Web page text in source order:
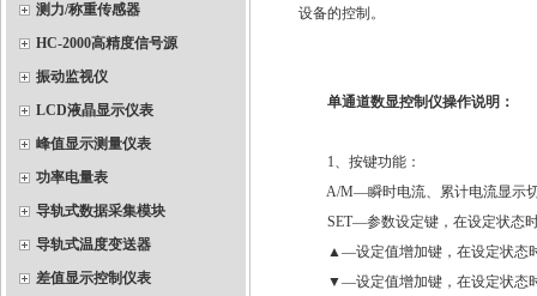
测力/称重传感器
HC-2000高精度信号源
振动监视仪
LCD液晶显示仪表
峰值显示测量仪表
功率电量表
导轨式数据采集模块
导轨式温度变送器
差值显示控制仪表
设备的控制。
单通道数显控制仪操作说明：
1、按键功能：
A/M—瞬时电流、累计电流显示
SET—参数设定键，在设定状态时
▲—设定值增加键，在设定状态时
▼—设定值增加键，在设定状态时